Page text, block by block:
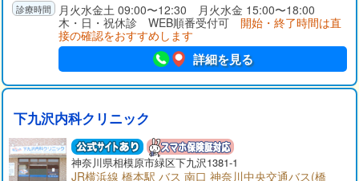
月火水金土 09:00〜12:30 月火水金 15:00〜18:00
木・日・祝休診 WEB順番受付可 開始・終了時間は直
接の確認をおすすめします
詳細を見る
下九沢内科クリニック
神奈川県相模原市緑区下九沢1381-1
JR横浜線 橋本駅 バス 南口 神奈川中央交通バス(橋